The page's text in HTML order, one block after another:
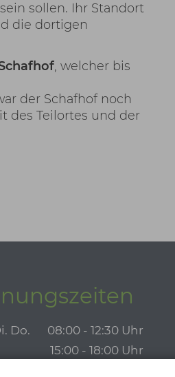
sollen. Ihr Standort
die dortigen
, welcher bis
der Schafhof noch
des Teilortes und der
Do.
08:00 - 12:30 Uhr
15:00 - 18:00 Uhr